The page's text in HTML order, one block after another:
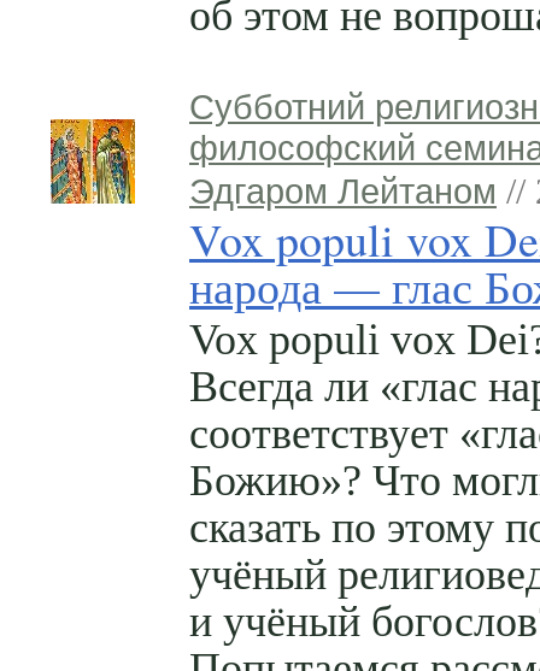
об этом не
Субботний
философский
Эдгаром Лейтаном //
Vox populi vox
народа — глас
Vox populi vox
Всегда ли «глас
соответствует
Божию»? Что
сказать по этому
учёный
и учёный